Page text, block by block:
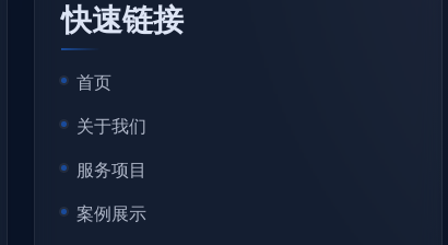
快速链接
首页
关于我们
服务项目
案例展示